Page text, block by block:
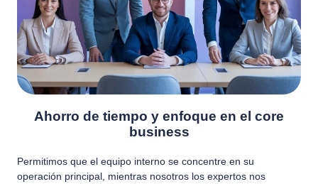
Ahorro de tiempo y enfoque en el core
business
Permitimos que el equipo interno se concentre en su
operación principal, mientras nosotros los expertos nos